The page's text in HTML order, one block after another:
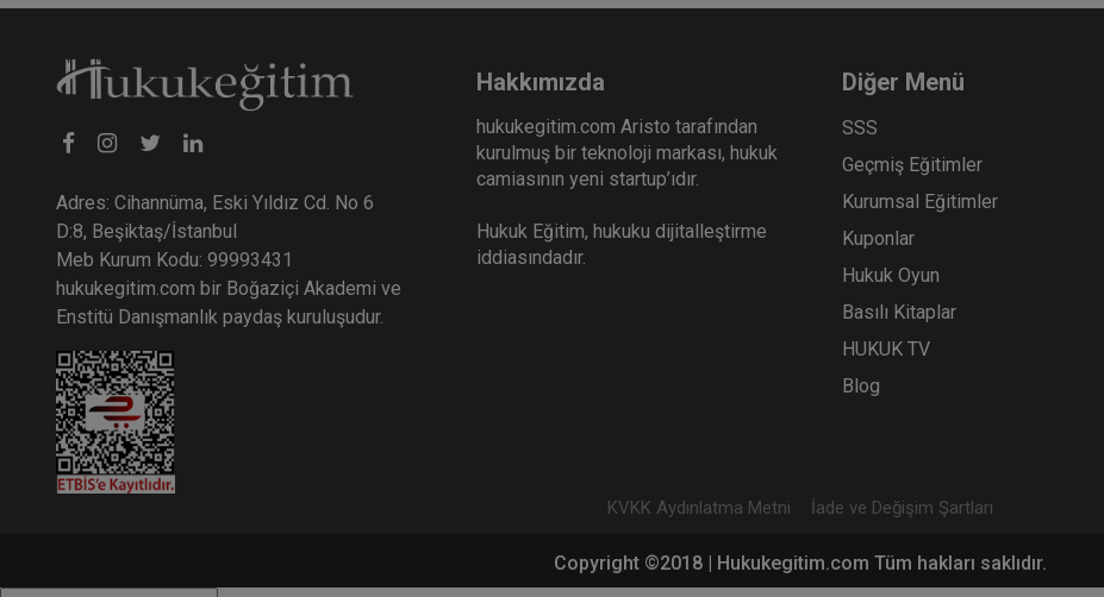
Adres: Cihannüma, Eski Yıldız Cd. No 6
D:8, Beşiktaş/İstanbul
Meb Kurum Kodu: 99993431
hukukegitim.com bir Boğaziçi Akademi ve
Enstitü Danışmanlık paydaş kuruluşudur.
Hakkımızda
hukukegitim.com Aristo tarafından
kurulmuş bir teknoloji markası, hukuk
camiasının yeni startup’ıdır.
Hukuk Eğitim, hukuku dijitalleştirme
iddiasındadır.
Diğer Menü
SSS
Geçmiş Eğitimler
Kurumsal Eğitimler
Kuponlar
Hukuk Oyun
Basılı Kitaplar
HUKUK TV
Blog
KVKK Aydınlatma Metni İade ve Değişim Şartları
Copyright ©2018 | Hukukegitim.com Tüm hakları saklıdır.